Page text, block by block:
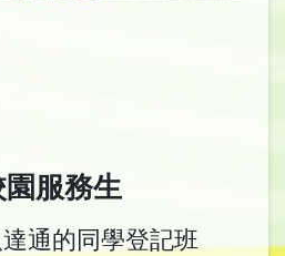
服務生
通的同學登記班